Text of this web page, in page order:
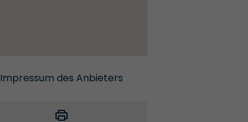
Impressum des Anbieters